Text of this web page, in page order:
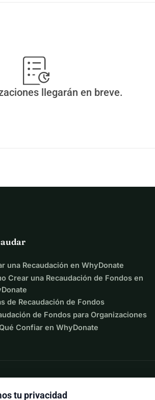
llegarán en breve.
una Recaudación en WhyDonate
Crear una Recaudación de Fondos en
de Recaudación de Fondos
de Fondos para Organizaciones
Confiar en WhyDonate
tu privacidad